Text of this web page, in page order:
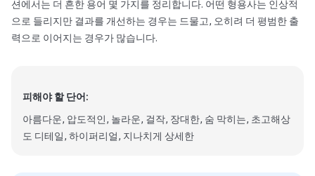
션에서는 더 흔한 용어 몇 가지를 정리합니다. 어떤 형용사는 인상적
으로 들리지만 결과를 개선하는 경우는 드물고, 오히려 더 평범한 출
력으로 이어지는 경우가 많습니다.
피해야 할 단어:
아름다운, 압도적인, 놀라운, 걸작, 장대한, 숨 막히는, 초고해상
도 디테일, 하이퍼리얼, 지나치게 상세한